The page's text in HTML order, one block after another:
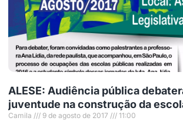
ALESE: Audiência pública
juventude na construção da
Camila 9 de agosto de 2017 11:00